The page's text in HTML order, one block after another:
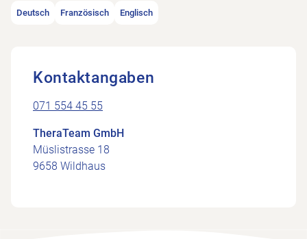
Deutsch Französisch Englisch
Kontaktangaben
071 554 45 55
TheraTeam GmbH
Müslistrasse 18
9658 Wildhaus